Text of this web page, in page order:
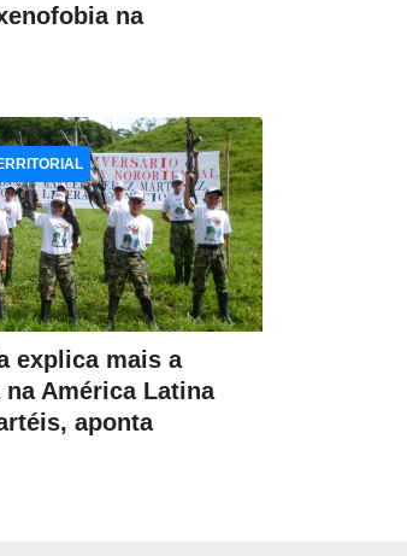
na
explica mais a
América Latina
aponta